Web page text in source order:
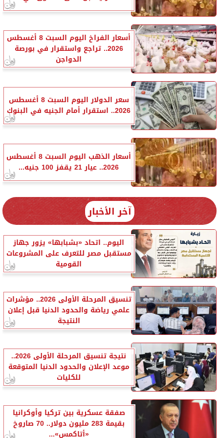
أسعار الفراخ اليوم السبت 8 أغسطس
2026.. تراجع واستقرار في بورصة
الدواجن
سعر الدولار اليوم السبت 8 أغسطس
2026.. استقرار أمام الجنيه في البنوك
أسعار الذهب اليوم السبت 8 أغسطس
2026.. عيار 21 يقفز 100 جنيه...
آخر الأخبار
اليوم.. اتحاد «بشبابها» يزور جهاز
مستقبل مصر للتعرف على المشروعات
القومية
تنسيق المرحلة الأولى 2026.. مؤشرات
علمي رياضة والحدود الدنيا قبل إعلان
النتيجة
نتيجة تنسيق المرحلة الأولى 2026..
موعد الإعلان والحدود الدنيا المتوقعة
للكليات
صفقة عسكرية بين تركيا وأوكرانيا
بقيمة 283 مليون دولار.. 70 صاروخ
«أتاكمس»...